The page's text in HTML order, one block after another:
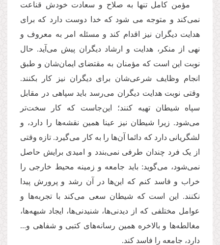
مؤمن کامل تنها به صلاح و سعادت خودش قناعت
نمی‌کند و متوجه می شود که خدا دوست دارد که برای
هدایت دیگران نیز اقدام کند و مسئله امر به معروف و
نهی از منکر، هدایت و ارشاد دیگران پیش می‌آید. حال
نوبت این است که مؤمنان به مقتضای ایمان‌شان و طبق
انجام وظایف شرعی‌شان برای دیگران نیز کار بکنند.
وقتی نوبت هدایت دیگران می‌رسد باید سپاهی در مقابل
سپاه شیطان تهیه کنند؛ این‌جاست که کار سخت‌تر
می‌شود. زیرا شیطان نیز عینا همین نقشه‌ها را دارد، و
لشگریانی دارد که دائما آن‌ها را به کار می‌گیرد. تازه وقتی
از یک فرد چندان طرفی نمی‌بندد و امیدی برایش حاصل
نمی‌شود، می‌گوید: باید جامعه و زمینه محیط خارجی را
خراب و فاسد کنم که این‌ها در آن رشد و پرورش پیدا
نکنند. این است که شیطان سعی می‌کند با تجربه‌ها و
عوامل مختلفی که از دیدنی‌ها، شنیدنی‌ها، ایجاد شبهه‌ها،
مغالطه‌ها و بالاخره همین رسانه‌های کتبی و شفاهی و...
دارد، جامعه را فاسد کند.